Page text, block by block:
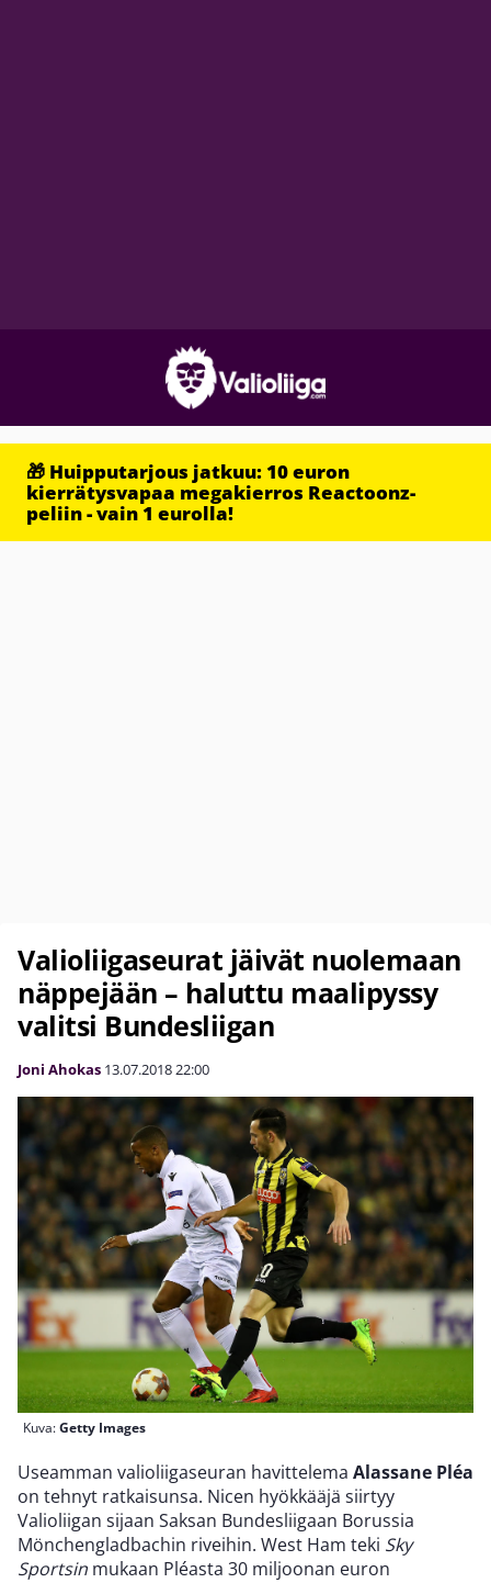
🎁 Huipputarjous jatkuu: 10 euron
kierrätysvapaa megakierros Reactoonz-
peliin - vain 1 eurolla!
Valioliigaseurat jäivät nuolemaan
näppejään – haluttu maalipyssy
valitsi Bundesliigan
Joni Ahokas 13.07.201822:00
Kuva:Getty Images
Useamman valioliigaseuran havittelema Alassane Pléa
on tehnyt ratkaisunsa. Nicen hyökkääjä siirtyy
Valioliigan sijaan Saksan Bundesliigaan Borussia
Mönchengladbachin riveihin. West Ham teki Sky
Sportsin mukaan Pléasta 30 miljoonan euron